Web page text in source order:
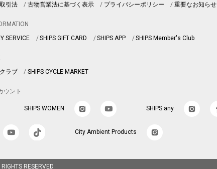
引法 古物営業法に基づく表示 プライバシーポリシー 重要なお知らせ
SERVICE SHIPS GIFT CARD SHIPS APP SHIPS Member's Club
ラブ SHIPS CYCLE MARKET
ウント
SHIPS WOMEN SHIPS any
City Ambient Products
RESERVED.